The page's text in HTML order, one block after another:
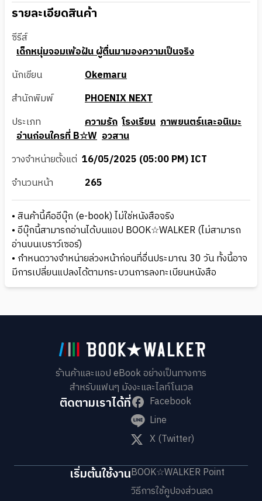
รายละเอียดสินค้า
ซีรีส์
เด็กหนุ่มจอมเพ้อฝัน ผู้ตื่นมามองความเป็นจริง
นักเขียน
Okemaru
สำนักพิมพ์
PHOENIX NEXT
ประเภท
ความรัก โรงเรียน ภาพยนตร์และอนิเมะ
อ่านก่อนใครที่ B☆W อวสาน
วางจำหน่ายตั้งแต่ 16/05/2025 (05:00 PM) ICT
จำนวนหน้า
265
• สินค้านี้คืออีบุ๊ก (e-book) ไม่ใช่หนังสือจริง
• อีบุ๊กนี้สามารถอ่านได้บนแอป BOOK☆WALKER (ไม่สามารถ
อ่านบนเบราว์เซอร์)
• กำหนดวางจำหน่ายล่วงหน้าก่อนที่อื่นประมาณ 30 วัน ทั้งนี้อาจ
มีการเปลี่ยนแปลงได้ตามกระบวนการลงทะเบียนหนังสือ
ร้านค้าและแอป eBook อย่างเป็นทางการ
สำหรับแฟนๆ มังงะและไลท์โนเวล
ติดตามเราได้ที่
Facebook
Line
X (Twitter)
เริ่มต้นใช้งานBOOK☆WALKER Point
วิธีการใช้คูปองส่วนลด